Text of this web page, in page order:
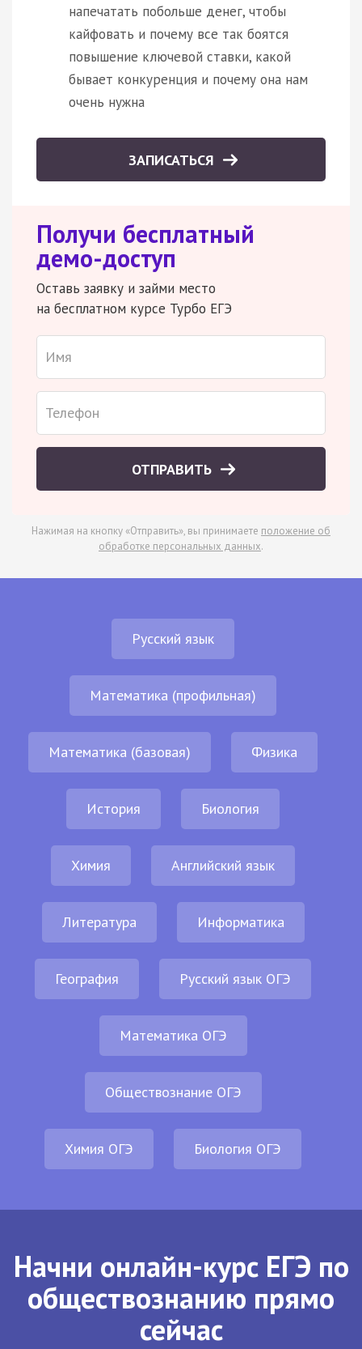
напечатать побольше денег, чтобы
кайфовать и почему все так боятся
повышение ключевой ставки, какой
бывает конкуренция и почему она нам
очень нужна
ЗАПИСАТЬСЯ
Получи бесплатный
демо-доступ
Оставь заявку и займи место
на бесплатном курсе Турбо ЕГЭ
ОТПРАВИТЬ
Нажимая на кнопку «Отправить», вы принимаете положение об
обработке персональных данных.
Русский язык
Математика (профильная)
Математика (базовая) Физика
История Биология
Химия Английский язык
Литература Информатика
География Русский язык ОГЭ
Математика ОГЭ
Обществознание ОГЭ
Химия ОГЭ Биология ОГЭ
Начни онлайн-курс ЕГЭ по
обществознанию прямо
сейчас